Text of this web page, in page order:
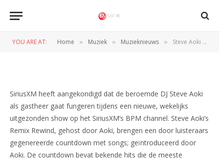
YOU ARE AT: Home » Muziek » Muzieknieuws » Steve Aoki brengt nieuwe show op SiriusXM
Steve Aoki brengt nieuwe
SiriusXM heeft aangekondigd dat de beroemde DJ Steve Aoki
als gastheer gaat fungeren tijdens een nieuwe, wekelijks
uitgezonden show op het SiriusXM’s BPM channel. Steve Aoki’s
Remix Rewind, gehost door Aoki, brengen een door luisteraars
gegenereerde countdown met songs; geïntroduceerd door
Aoki. De countdown bevat bekende hits die de meeste